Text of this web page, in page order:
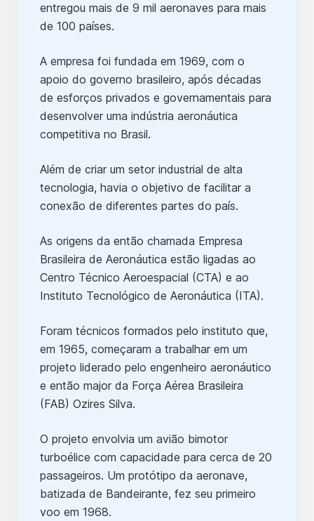
entregou mais de 9 mil aeronaves para mais
de 100 países.
A empresa foi fundada em 1969, com o
apoio do governo brasileiro, após décadas
de esforços privados e governamentais para
desenvolver uma indústria aeronáutica
competitiva no Brasil.
Além de criar um setor industrial de alta
tecnologia, havia o objetivo de facilitar a
conexão de diferentes partes do país.
As origens da então chamada Empresa
Brasileira de Aeronáutica estão ligadas ao
Centro Técnico Aeroespacial (CTA) e ao
Instituto Tecnológico de Aeronáutica (ITA).
Foram técnicos formados pelo instituto que,
em 1965, começaram a trabalhar em um
projeto liderado pelo engenheiro aeronáutico
e então major da Força Aérea Brasileira
(FAB) Ozires Silva.
O projeto envolvia um avião bimotor
turboélice com capacidade para cerca de 20
passageiros. Um protótipo da aeronave,
batizada de Bandeirante, fez seu primeiro
voo em 1968.